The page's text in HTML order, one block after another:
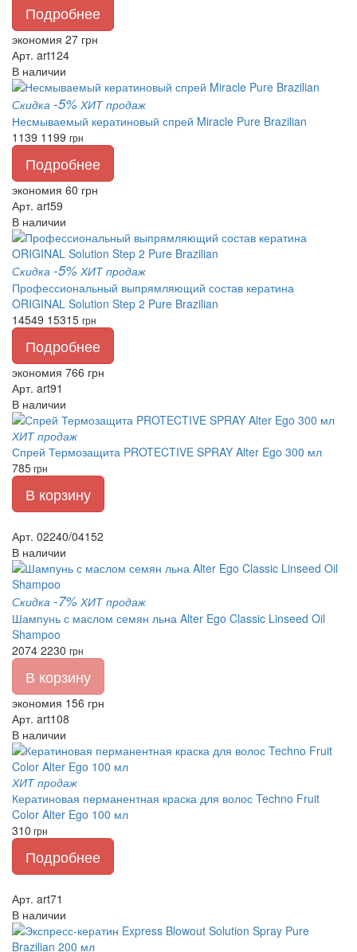
Подробнее
экономия 27 грн
Арт. art124
В наличии
Скидка -5% ХИТ продаж
Несмываемый кератиновый спрей Miracle Pure Brazilian
1139 1199 грн
Подробнее
экономия 60 грн
Арт. art59
В наличии
Скидка -5% ХИТ продаж
Профессиональный выпрямляющий состав кератина
ORIGINAL Solution Step 2 Pure Brazilian
14549 15315 грн
Подробнее
экономия 766 грн
Арт. art91
В наличии
ХИТ продаж
Спрей Термозащита PROTECTIVE SPRAY Alter Ego 300 мл
785грн
В корзину
Арт. 02240/04152
В наличии
Скидка -7% ХИТ продаж
Шампунь с маслом семян льна Alter Ego Classic Linseed Oil
Shampoo
2074 2230 грн
В корзину
экономия 156 грн
Арт. art108
В наличии
ХИТ продаж
Кератиновая перманентная краска для волос Techno Fruit
Color Alter Ego 100 мл
310 грн
Подробнее
Арт. art71
В наличии